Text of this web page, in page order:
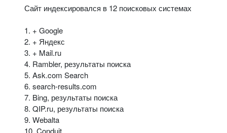
Сайт индексировался в 12 поисковых системах
1. + Google
2. + Яндекс
3. + Mail.ru
4. Rambler, результаты поиска
5. Ask.com Search
6. search-results.com
7. Bing, результаты поиска
8. QIP.ru, результаты поиска
9. Webalta
10. Conduit